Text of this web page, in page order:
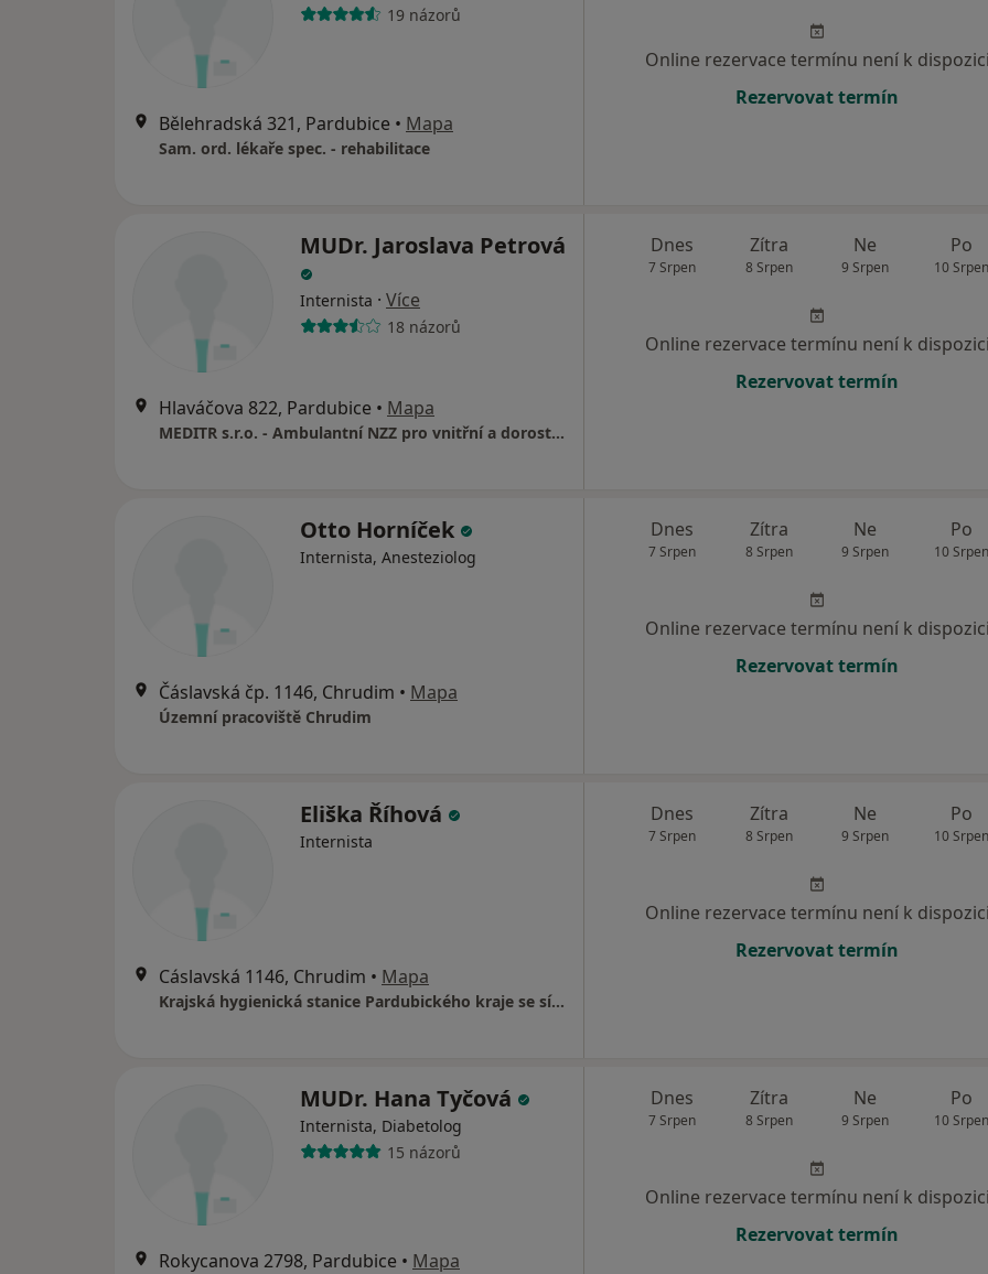
19 názorů
Bělehradská 321, Pardubice • Mapa
Sam. ord. lékaře spec. - rehabilitace
Online rezervace termínu není k dispozici
Rezervovat termín
MUDr. Jaroslava Petrová
Internista · Více
18 názorů
Hlaváčova 822, Pardubice • Mapa
MEDITR s.r.o. - Ambulantní NZZ pro vnitřní a dorostové lékařství - od 01.10.2017
Dnes
7 Srpen
Zítra
8 Srpen
Ne
9 Srpen
Po
10 Srpen
Online rezervace termínu není k dispozici
Rezervovat termín
Otto Horníček
Internista, Anesteziolog
Čáslavská čp. 1146, Chrudim • Mapa
Územní pracoviště Chrudim
Dnes
7 Srpen
Zítra
8 Srpen
Ne
9 Srpen
Po
10 Srpen
Online rezervace termínu není k dispozici
Rezervovat termín
Eliška Říhová
Internista
Cáslavská 1146, Chrudim • Mapa
Krajská hygienická stanice Pardubického kraje se sídlem v Pardubicích,
Dnes
7 Srpen
Zítra
8 Srpen
Ne
9 Srpen
Po
10 Srpen
Online rezervace termínu není k dispozici
Rezervovat termín
MUDr. Hana Tyčová
Internista, Diabetolog
15 názorů
Rokycanova 2798, Pardubice • Mapa
Dnes
7 Srpen
Zítra
8 Srpen
Ne
9 Srpen
Po
10 Srpen
Online rezervace termínu není k dispozici
Rezervovat termín